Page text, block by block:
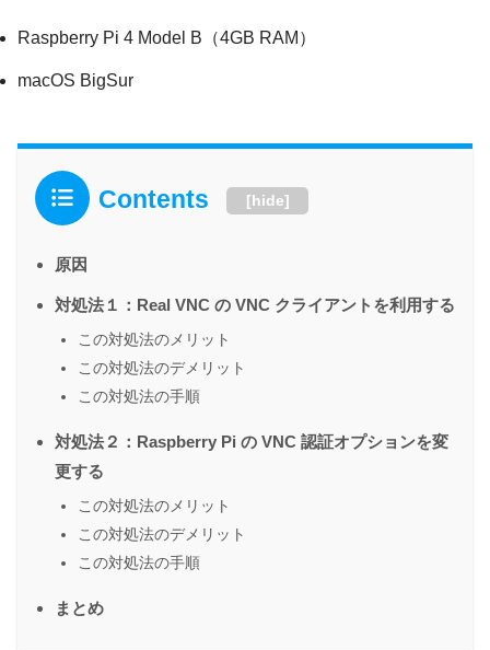
Raspberry Pi 4 Model B（4GB RAM）
macOS BigSur
Contents [hide]
原因
対処法１：Real VNC の VNC クライアントを利用する
この対処法のメリット
この対処法のデメリット
この対処法の手順
対処法２：Raspberry Pi の VNC 認証オプションを変
更する
この対処法のメリット
この対処法のデメリット
この対処法の手順
まとめ